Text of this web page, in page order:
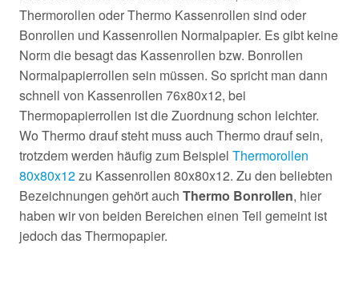
Thermorollen oder Thermo Kassenrollen sind oder
Bonrollen und Kassenrollen Normalpapier. Es gibt keine
Norm die besagt das Kassenrollen bzw. Bonrollen
Normalpapierrollen sein müssen. So spricht man dann
schnell von Kassenrollen 76x80x12, bei
Thermopapierrollen ist die Zuordnung schon leichter.
Wo Thermo drauf steht muss auch Thermo drauf sein,
trotzdem werden häufig zum Beispiel Thermorollen
80x80x12zu Kassenrollen 80x80x12. Zu den beliebten
Bezeichnungen gehört auch Thermo Bonrollen, hier
haben wir von beiden Bereichen einen Teil gemeint ist
jedoch das Thermopapier.